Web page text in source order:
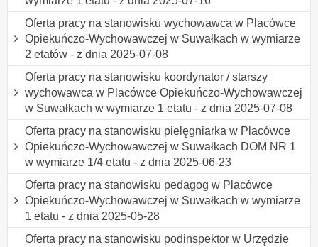
Oferta pracy na stanowisku wychowawca w Placówce
Opiekuńczo-Wychowawczej w Suwałkach w wymiarze
2 etatów - z dnia 2025-07-08
Oferta pracy na stanowisku koordynator / starszy
wychowawca w Placówce Opiekuńczo-Wychowawczej
w Suwałkach w wymiarze 1 etatu - z dnia 2025-07-08
Oferta pracy na stanowisku pielęgniarka w Placówce
Opiekuńczo-Wychowawczej w Suwałkach DOM NR 1
w wymiarze 1/4 etatu - z dnia 2025-06-23
Oferta pracy na stanowisku pedagog w Placówce
Opiekuńczo-Wychowawczej w Suwałkach w wymiarze
1 etatu - z dnia 2025-05-28
Oferta pracy na stanowisku podinspektor w Urzędzie